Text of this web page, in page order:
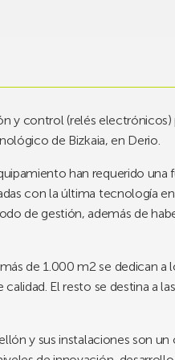
y control (relés electrónicos)
de Bizkaia, en Derio.
han requerido una
con la última tecnología
de gestión, además de
de 1.000 m2 se dedican
El resto se destina a
y sus instalaciones son